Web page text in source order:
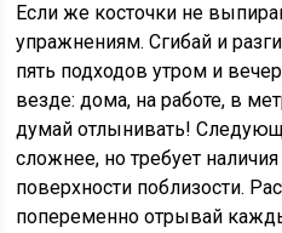
Если же косточки не
упражнениям. Сгибай и
пять подходов утром и
везде: дома, на работе, в
думай отлынивать!
сложнее, но требует
поверхности поблизости.
попеременно отрывай